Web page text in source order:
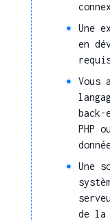
Une
en
Vous
back-
PHP
Une
de la